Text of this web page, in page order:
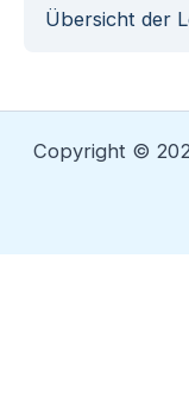
Übersicht der
Copyright ©